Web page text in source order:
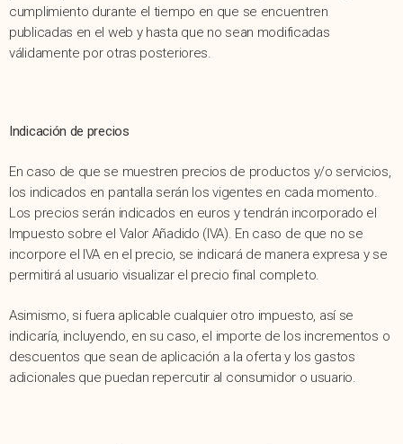
cumplimiento durante el tiempo en que se encuentren
publicadas en el web y hasta que no sean modificadas
válidamente por otras posteriores.
Indicación de precios
En caso de que se muestren precios de productos y/o servicios,
los indicados en pantalla serán los vigentes en cada momento.
Los precios serán indicados en euros y tendrán incorporado el
Impuesto sobre el Valor Añadido (IVA). En caso de que no se
incorpore el IVA en el precio, se indicará de manera expresa y se
permitirá al usuario visualizar el precio final completo.
Asimismo, si fuera aplicable cualquier otro impuesto, así se
indicaría, incluyendo, en su caso, el importe de los incrementos o
descuentos que sean de aplicación a la oferta y los gastos
adicionales que puedan repercutir al consumidor o usuario.